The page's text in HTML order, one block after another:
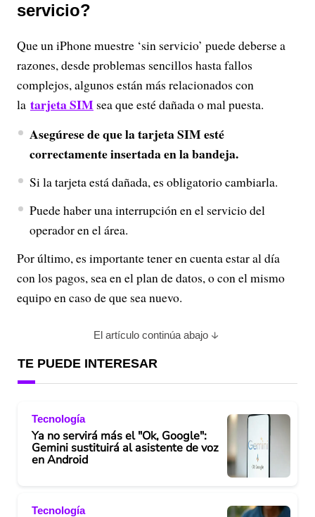
servicio?
Que un iPhone muestre ‘sin servicio’ puede deberse a
razones, desde problemas sencillos hasta fallos
complejos, algunos están más relacionados con
la tarjeta SIM sea que esté dañada o mal puesta.
Asegúrese de que la tarjeta SIM esté
correctamente insertada en la bandeja.
Si la tarjeta está dañada, es obligatorio cambiarla.
Puede haber una interrupción en el servicio del
operador en el área.
Por último, es importante tener en cuenta estar al día
con los pagos, sea en el plan de datos, o con el mismo
equipo en caso de que sea nuevo.
El artículo continúa abajo
TE PUEDE INTERESAR
Tecnología
Ya no servirá más el "Ok, Google":
Gemini sustituirá al asistente de voz
en Android
Tecnología